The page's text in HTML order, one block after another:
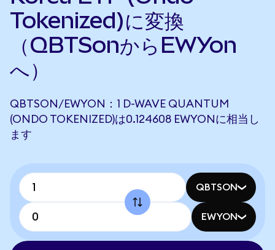
Tokenized)に変換
（QBTSonからEWYon
へ）
QBTSON/EWYON：1 D-WAVE QUANTUM
(ONDO TOKENIZED)は0.124608 EWYONに相当し
ます
QBTSON
EWYON